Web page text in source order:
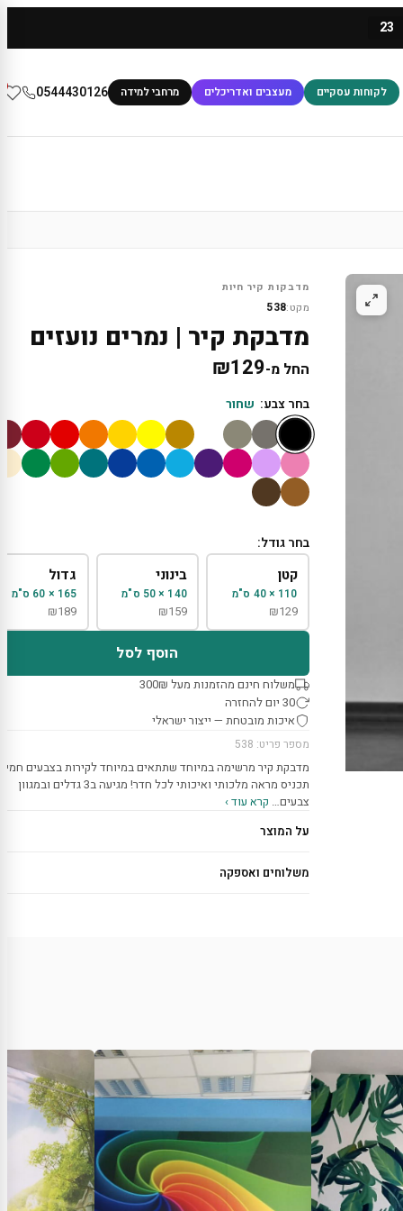
23
לקוחות עסקיים מעצבים ואדריכלים מרחבי למידה 0544430126
מדבקות קיר חיות
מקט:538
מדבקת קיר | נמרים נועזים
החל מ- ₪129
בחר צבע: שחור
בחר גודל:
קטן
110 × 40 ס"מ
₪129
בינוני
140 × 50 ס"מ
₪159
גדול
165 × 60 ס"מ
₪189
הוסף לסל
משלוח חינם מהזמנות מעל 300₪
30 יום להחזרה
איכות מובטחת — ייצור ישראלי
מספר פריט: 538
מדבקת קיר מרשימה במיוחד שתתאים במיוחד לקירות בצבעים
תכניס מראה מלכותי ואיכותי לכל חדר! מגיעה ב3 גדלים ובמגוון
צבעים… קרא עוד ›
על המוצר
משלוחים ואספקה